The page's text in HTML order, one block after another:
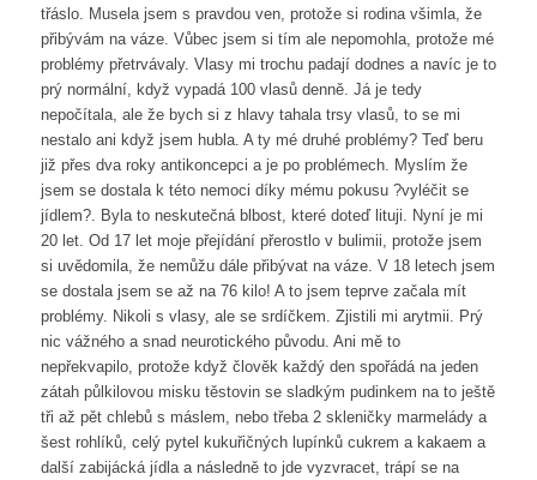
třáslo. Musela jsem s pravdou ven, protože si rodina všimla, že
přibývám na váze. Vůbec jsem si tím ale nepomohla, protože mé
problémy přetrvávaly. Vlasy mi trochu padají dodnes a navíc je to
prý normální, když vypadá 100 vlasů denně. Já je tedy
nepočítala, ale že bych si z hlavy tahala trsy vlasů, to se mi
nestalo ani když jsem hubla. A ty mé druhé problémy? Teď beru
již přes dva roky antikoncepci a je po problémech. Myslím že
jsem se dostala k této nemoci díky mému pokusu ?vyléčit se
jídlem?. Byla to neskutečná blbost, které doteď lituji. Nyní je mi
20 let. Od 17 let moje přejídání přerostlo v bulimii, protože jsem
si uvědomila, že nemůžu dále přibývat na váze. V 18 letech jsem
se dostala jsem se až na 76 kilo! A to jsem teprve začala mít
problémy. Nikoli s vlasy, ale se srdíčkem. Zjistili mi arytmii. Prý
nic vážného a snad neurotického původu. Ani mě to
nepřekvapilo, protože když člověk každý den spořádá na jeden
zátah půlkilovou misku těstovin se sladkým pudinkem na to ještě
tři až pět chlebů s máslem, nebo třeba 2 skleničky marmelády a
šest rohlíků, celý pytel kukuřičných lupínků cukrem a kakaem a
další zabijácká jídla a následně to jde vyzvracet, trápí se na